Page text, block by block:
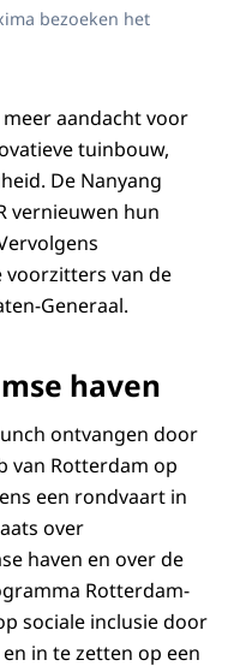
bezoeken het
aandacht voor
tuinbouw,
De Nanyang
vernieuwen hun
van de
Generaal.
haven
ontvangen door
van Rotterdam op
een rondvaart in
over
haven en over de
Rotterdam-
sociale inclusie door
in te zetten op een